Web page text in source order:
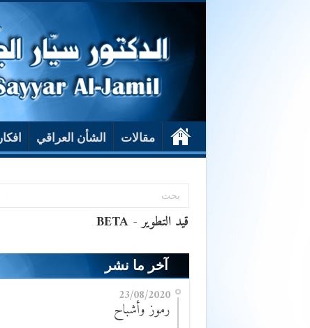
مقالات الشأن العراقي افكار
آخر ما نشر
23/08/2020
رموز وأشباح